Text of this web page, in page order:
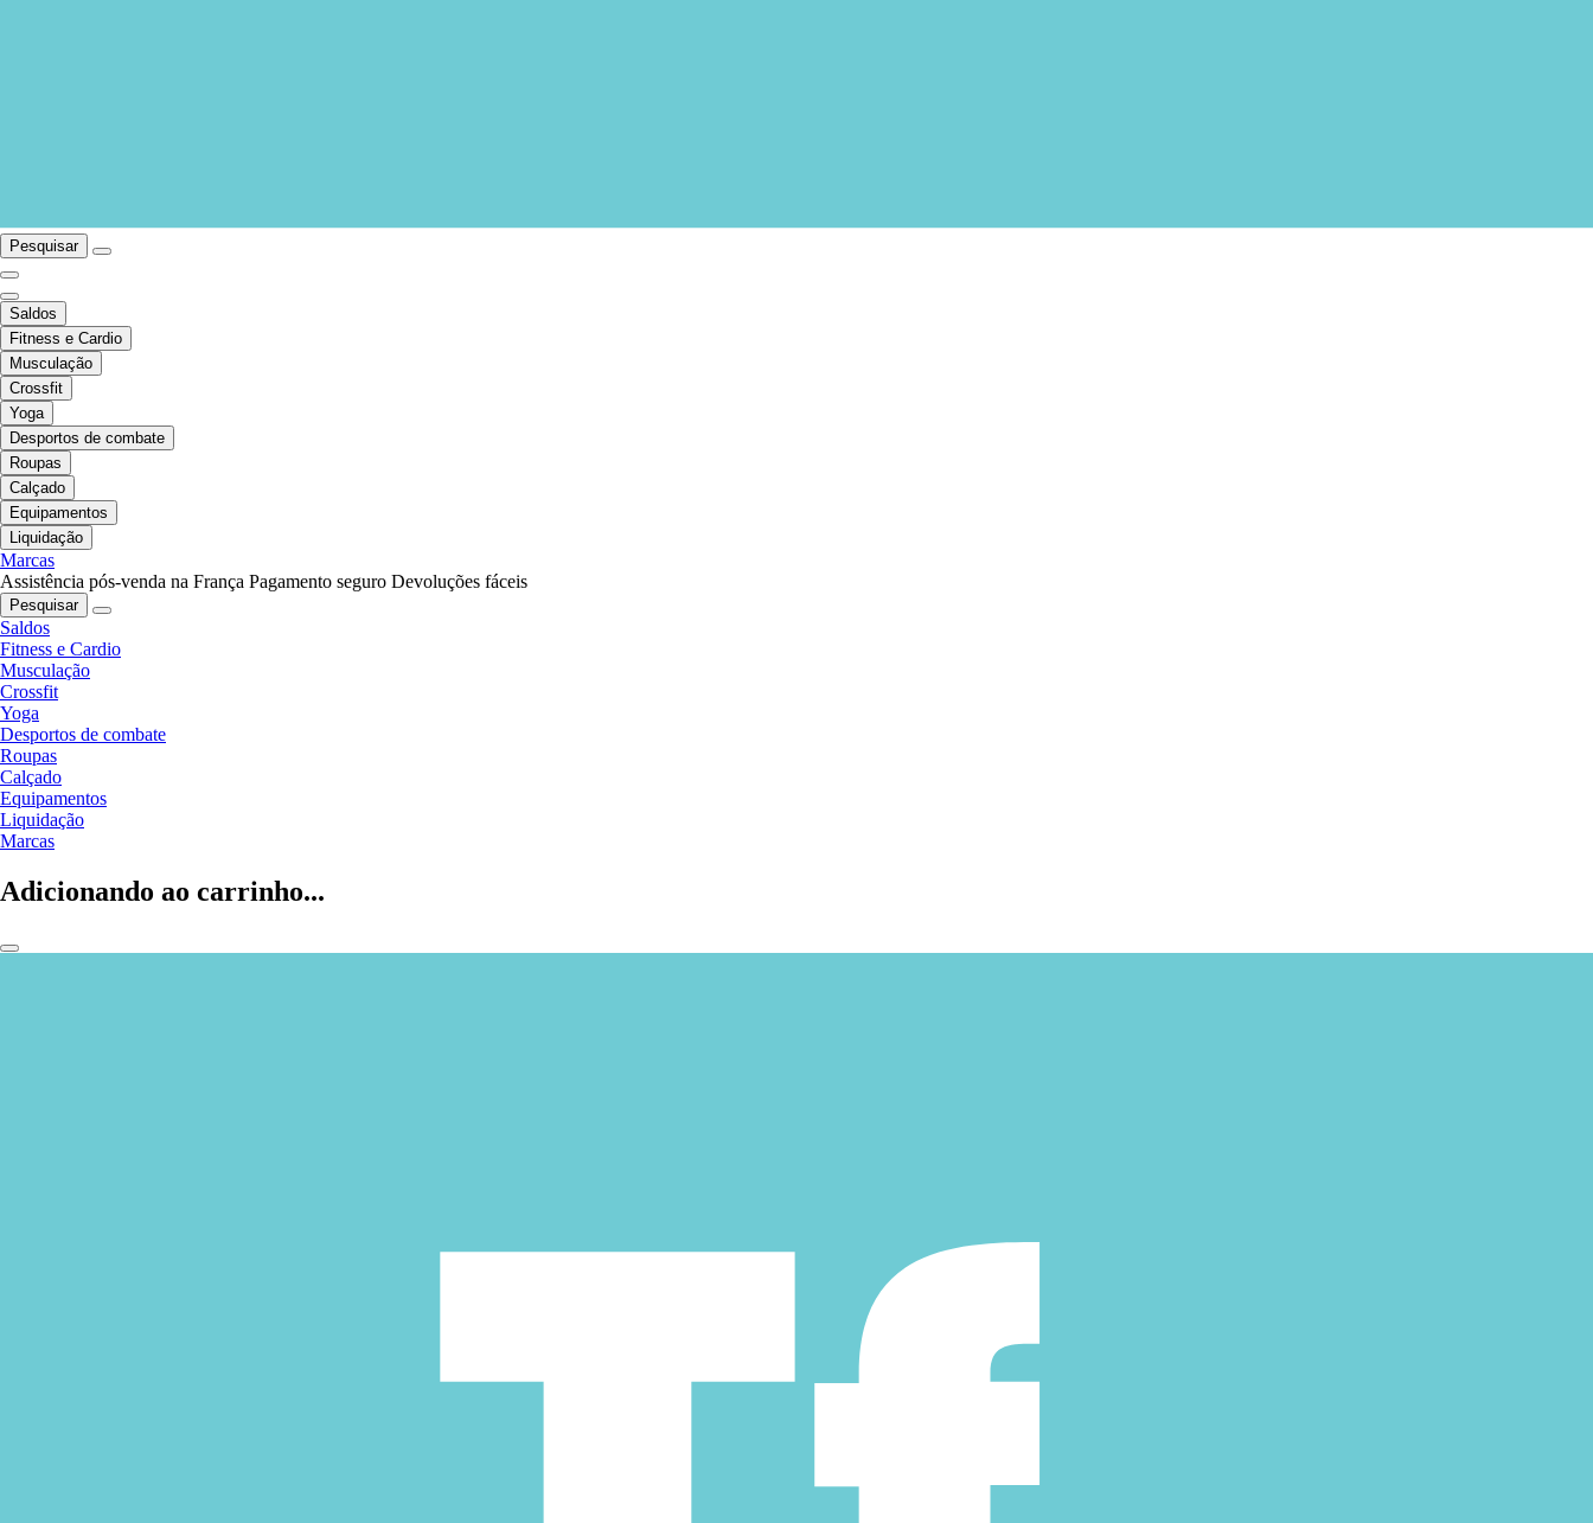
Pesquisar
Saldos
Fitness e Cardio
Musculação
Crossfit
Yoga
Desportos de combate
Roupas
Calçado
Equipamentos
Liquidação
Marcas
Assistência pós-venda na França Pagamento seguro Devoluções fáceis
Pesquisar
Saldos
Fitness e Cardio
Musculação
Crossfit
Yoga
Desportos de combate
Roupas
Calçado
Equipamentos
Liquidação
Marcas
Adicionando ao carrinho...